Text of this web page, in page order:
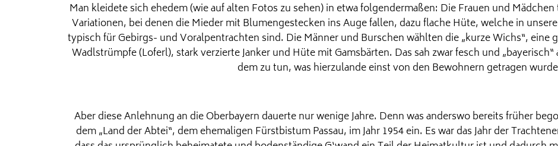
Man kleidete sich ehedem (wie auf alten Fotos zu sehen) in etwa folgendermaßen: Die Frauen und
Variationen, bei denen die Mieder mit Blumengestecken ins Auge fallen, dazu flache Hüte, welche in
typisch für Gebirgs- und Voralpentrachten sind. Die Männer und Burschen wählten die „kurze Wichs“, eine
Wadlstrümpfe (Loferl), stark verzierte Janker und Hüte mit Gamsbärten. Das sah zwar fesch und
dem zu tun, was hierzulande einst von den Bewohnern getragen
Aber diese Anlehnung an die Oberbayern dauerte nur wenige Jahre. Denn was anderswo bereits früher
dem „Land der Abtei“, dem ehemaligen Fürstbistum Passau, im Jahr 1954 ein. Es war das Jahr der